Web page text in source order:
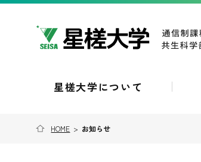
星槎大学について
HOME > お知らせ